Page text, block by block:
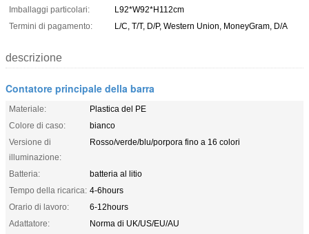
Imballaggi particolari:
L92*W92*H112cm
Termini di pagamento:
L/C, T/T, D/P, Western Union, MoneyGram, D/A
descrizione
Contatore principale della barra
Materiale:
Plastica del PE
Colore di caso:
bianco
Versione di
illuminazione:
Rosso/verde/blu/porpora fino a 16 colori
Batteria:
batteria al litio
Tempo della ricarica: 4-6hours
Orario di lavoro:
6-12hours
Adattatore:
Norma di UK/US/EU/AU